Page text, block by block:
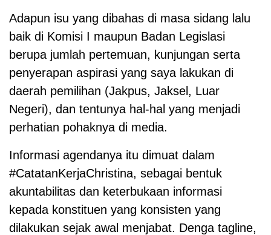
Adapun isu yang dibahas di masa sidang lalu
baik di Komisi I maupun Badan Legislasi
berupa jumlah pertemuan, kunjungan serta
penyerapan aspirasi yang saya lakukan di
daerah pemilihan (Jakpus, Jaksel, Luar
Negeri), dan tentunya hal-hal yang menjadi
perhatian pohaknya di media.
Informasi agendanya itu dimuat dalam
#CatatanKerjaChristina, sebagai bentuk
akuntabilitas dan keterbukaan informasi
kepada konstituen yang konsisten yang
dilakukan sejak awal menjabat. Denga tagline,